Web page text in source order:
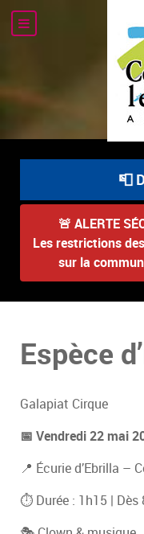
📮
🚨 ALERTE
Les restrictions
sur la
Espèce
Galapiat Cirque
📅 Vendredi 22 mai
📍 Écurie d’Ebrilla –
⏱ Durée : 1h15 | Dès